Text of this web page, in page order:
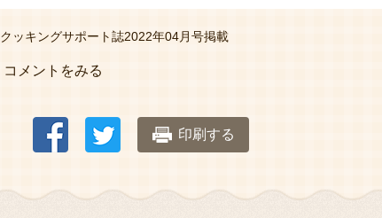
クッキングサポート誌2022年04月号掲載
コメントをみる
印刷する